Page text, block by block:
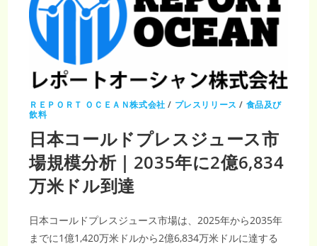
ＲＥＰＯＲＴ ＯＣＥＡＮ株式会社 / プレスリリース / 食品及び
飲料
日本コールドプレスジュース市
場規模分析｜2035年に2億6,834
万米ドル到達
日本コールドプレスジュース市場は、2025年から2035年
までに1億1,420万米ドルから2億6,834万米ドルに達する